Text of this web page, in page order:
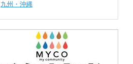
九州・沖縄